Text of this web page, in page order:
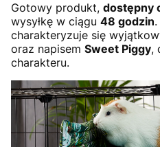
Gotowy produkt, dostępny
wysyłkę w ciągu 48 godzin
charakteryzuje się
oraz napisem Sweet Piggy,
charakteru.